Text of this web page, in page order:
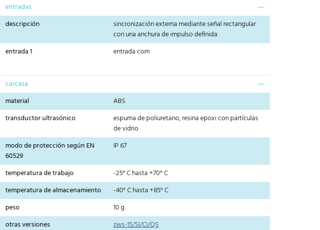
entradas
descripción
sincronización externa mediante señal rectangular
con una anchura de impulso definida
entrada 1
entrada com
carcasa
material
ABS
transductor ultrasónico
espuma de poliuretano, resina epoxi con partículas
de vidrio
modo de protección según EN
60529
IP 67
temperatura de trabajo
-25° C hasta +70° C
temperatura de almacenamiento
-40° C hasta +85° C
peso
10 g
otras versiones
zws-15/SI/CI/QS